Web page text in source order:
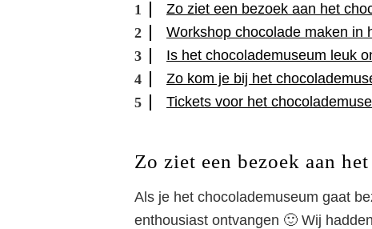
Zo ziet een bezoek aan het
Workshop chocolade maken in
Is het chocolademuseum leuk
Zo kom je bij het
Tickets voor het
Zo ziet een bezoek aan
Als je het chocolademuseum gaat
enthousiast ontvangen 🙂 Wij